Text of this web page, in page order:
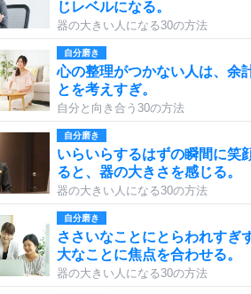
じレベルになる。
器の大きい人になる30の方法
自分磨き
心の整理がつかない人は、余
とを考えすぎ。
自分と向き合う30の方法
自分磨き
いらいらするはずの瞬間に笑
ると、器の大きさを感じる。
器の大きい人になる30の方法
自分磨き
ささいなことにとらわれすぎ
大なことに焦点を合わせる。
器の大きい人になる30の方法